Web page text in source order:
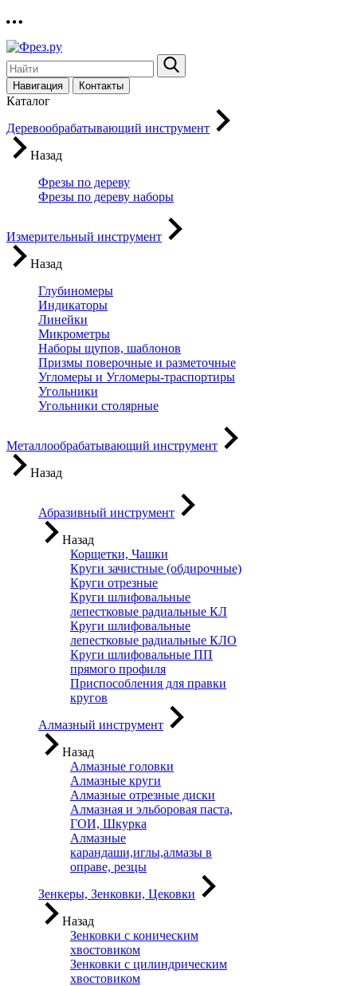
Навигация Контакты
Каталог
Деревообрабатывающий инструмент
Назад
Фрезы по дереву
Фрезы по дереву наборы
Измерительный инструмент
Назад
Глубиномеры
Индикаторы
Линейки
Микрометры
Наборы щупов, шаблонов
Призмы поверочные и разметочные
Угломеры и Угломеры-траспортиры
Угольники
Угольники столярные
Металлообрабатывающий инструмент
Назад
Абразивный инструмент
Назад
Корщетки, Чашки
Круги зачистные (обдирочные)
Круги отрезные
Круги шлифовальные
лепестковые радиальные КЛ
Круги шлифовальные
лепестковые радиальные КЛО
Круги шлифовальные ПП
прямого профиля
Приспособления для правки
кругов
Алмазный инструмент
Назад
Алмазные головки
Алмазные круги
Алмазные отрезные диски
Алмазная и эльборовая паста,
ГОИ, Шкурка
Алмазные
карандаши,иглы,алмазы в
оправе, резцы
Зенкеры, Зенковки, Цековки
Назад
Зенковки с коническим
хвостовиком
Зенковки с цилиндрическим
хвостовиком